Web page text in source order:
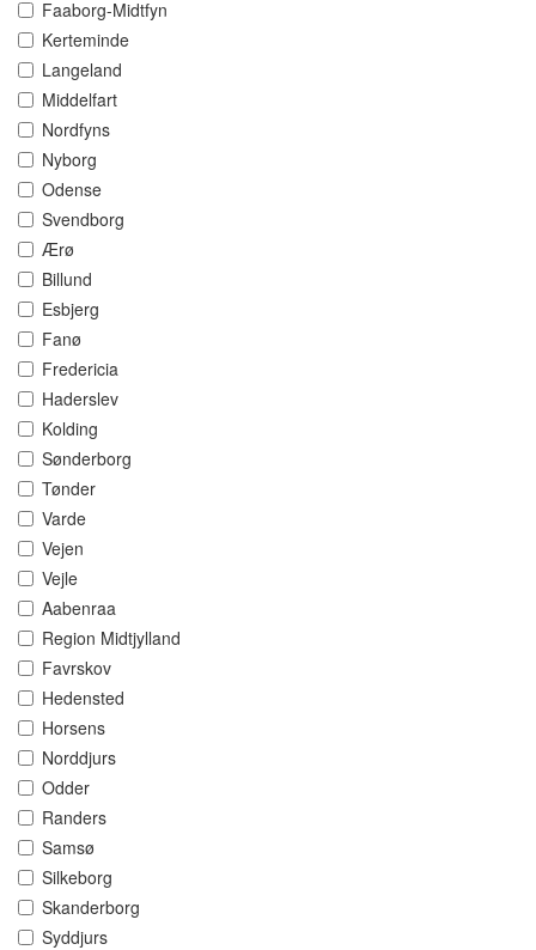
Faaborg-Midtfyn
Kerteminde
Langeland
Middelfart
Nordfyns
Nyborg
Odense
Svendborg
Ærø
Billund
Esbjerg
Fanø
Fredericia
Haderslev
Kolding
Sønderborg
Tønder
Varde
Vejen
Vejle
Aabenraa
Region Midtjylland
Favrskov
Hedensted
Horsens
Norddjurs
Odder
Randers
Samsø
Silkeborg
Skanderborg
Syddjurs